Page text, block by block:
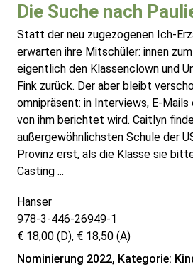
Die Suche nach
Statt der neu zugezogenen Ich-
erwarten ihre Mitschüler: innen
eigentlich den Klassenclown und
Fink zurück. Der aber bleibt
omnipräsent: in Interviews, E-Mails
von ihm berichtet wird. Caitlyn
außergewöhnlichsten Schule der
Provinz erst, als die Klasse sie
Casting ...
Hanser
978-3-446-26949-1
€ 18,00 (D), € 18,50 (A)
Nominierung 2022, Kategorie: